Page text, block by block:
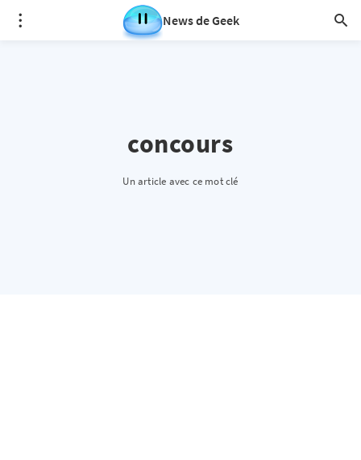
News de Geek
concours
Un article avec ce mot clé